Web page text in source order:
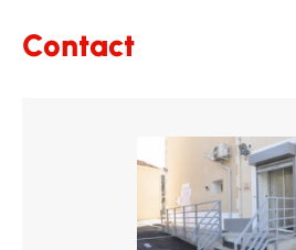
Contact